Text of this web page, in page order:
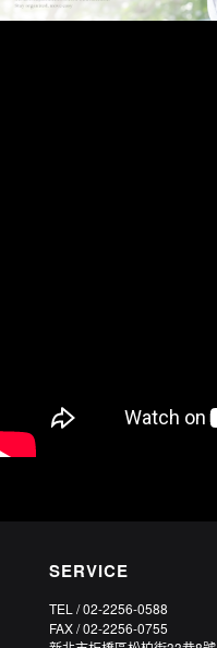
SERVICE
TEL / 02-2256-0588
FAX / 02-2256-0755